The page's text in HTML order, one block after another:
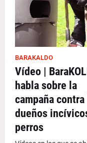
BARAKALDO
Vídeo |
habla sobre la
campaña
dueños
perros